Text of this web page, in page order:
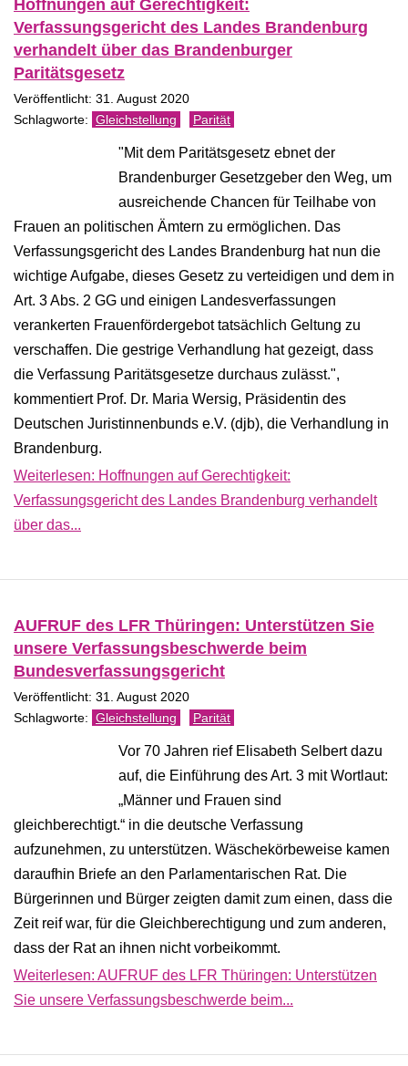
Hoffnungen auf Gerechtigkeit:
Verfassungsgericht des Landes Brandenburg
verhandelt über das Brandenburger
Paritätsgesetz
Veröffentlicht: 31. August 2020
Gleichstellung Parität
"Mit dem Paritätsgesetz ebnet der
Brandenburger Gesetzgeber den Weg, um
ausreichende Chancen für Teilhabe von
Frauen an politischen Ämtern zu ermöglichen. Das
Verfassungsgericht des Landes Brandenburg hat nun die
wichtige Aufgabe, dieses Gesetz zu verteidigen und dem in
Art. 3 Abs. 2 GG und einigen Landesverfassungen
verankerten Frauenfördergebot tatsächlich Geltung zu
verschaffen. Die gestrige Verhandlung hat gezeigt, dass
die Verfassung Paritätsgesetze durchaus zulässt.",
kommentiert Prof. Dr. Maria Wersig, Präsidentin des
Deutschen Juristinnenbunds e.V. (djb), die Verhandlung in
Brandenburg.
Weiterlesen: Hoffnungen auf Gerechtigkeit:
Verfassungsgericht des Landes Brandenburg verhandelt
über das...
AUFRUF des LFR Thüringen: Unterstützen Sie
unsere Verfassungsbeschwerde beim
Bundesverfassungsgericht
Veröffentlicht: 31. August 2020
Gleichstellung Parität
Vor 70 Jahren rief Elisabeth Selbert dazu
auf, die Einführung des Art. 3 mit Wortlaut:
„Männer und Frauen sind
gleichberechtigt.“ in die deutsche Verfassung
aufzunehmen, zu unterstützen. Wäschekörbeweise kamen
daraufhin Briefe an den Parlamentarischen Rat. Die
Bürgerinnen und Bürger zeigten damit zum einen, dass die
Zeit reif war, für die Gleichberechtigung und zum anderen,
dass der Rat an ihnen nicht vorbeikommt.
Weiterlesen: AUFRUF des LFR Thüringen: Unterstützen
Sie unsere Verfassungsbeschwerde beim...